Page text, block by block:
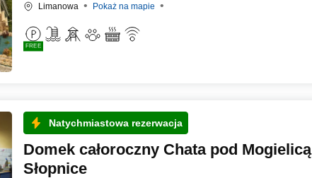
Limanowa Pokaż na mapie
FREE
Natychmiastowa rezerwacja
Domek całoroczny Chata pod Mogielicą
Słopnice